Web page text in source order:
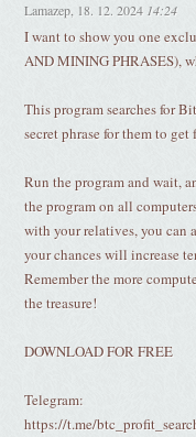
Lamazep 18. 12. 2024 14:24
I want to show you one
AND MINING PHRASES),
This program searches for
secret phrase for them to
Run the program and wait,
the program on all
with your relatives, you can
your chances will increase
Remember the more
the treasure!
DOWNLOAD FOR FREE
Telegram:
https://t.me/